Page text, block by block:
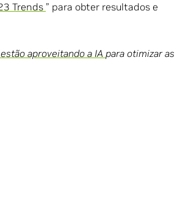
Trends ” para obter resultados e
aproveitando a IA para otimizar as